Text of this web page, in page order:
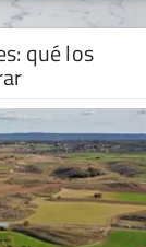
qué los